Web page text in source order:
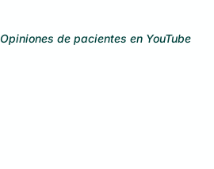
Opiniones de pacientes en YouTube